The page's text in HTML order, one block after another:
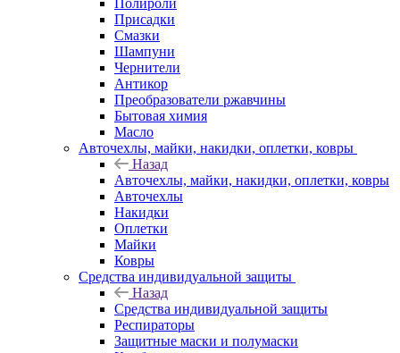
Полироли
Присадки
Смазки
Шампуни
Чернители
Антикор
Преобразователи ржавчины
Бытовая химия
Масло
Авточехлы, майки, накидки, оплетки, ковры
Назад
Авточехлы, майки, накидки, оплетки, ковры
Авточехлы
Накидки
Оплетки
Майки
Ковры
Средства индивидуальной защиты
Назад
Средства индивидуальной защиты
Респираторы
Защитные маски и полумаски